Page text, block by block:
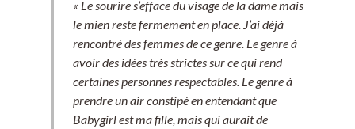
« Le sourire s’efface du visage de la dame mais
le mien reste fermement en place. J’ai déjà
rencontré des femmes de ce genre. Le genre à
avoir des idées très strictes sur ce qui rend
certaines personnes respectables. Le genre à
prendre un air constipé en entendant que
Babygirl est ma fille, mais qui aurait de